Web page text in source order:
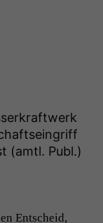
(amtl. Publ.)
Entscheid,